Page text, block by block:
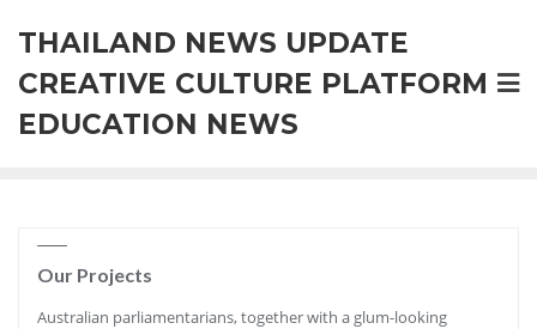
content
THAILAND NEWS UPDATE
CREATIVE CULTURE PLATFORM
EDUCATION NEWS
Our Projects
Australian parliamentarians, together with a glum-looking